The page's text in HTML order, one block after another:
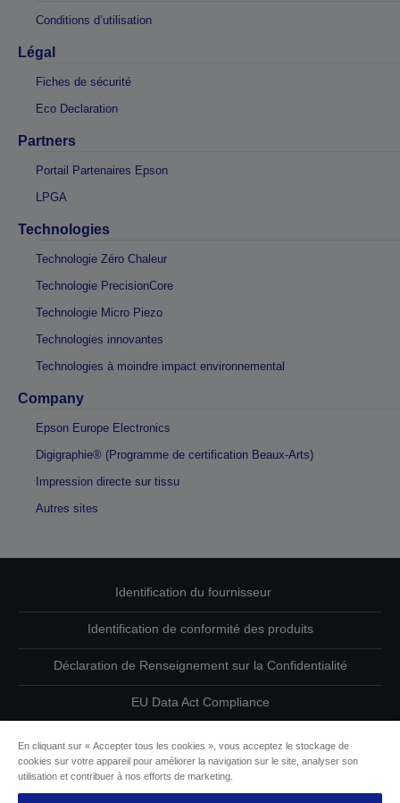
Conditions d’utilisation
Légal
Fiches de sécurité
Eco Declaration
Partners
Portail Partenaires Epson
LPGA
Technologies
Technologie Zéro Chaleur
Technologie PrecisionCore
Technologie Micro Piezo
Technologies innovantes
Technologies à moindre impact environnemental
Company
Epson Europe Electronics
Digigraphie® (Programme de certification Beaux-Arts)
Impression directe sur tissu
Autres sites
Identification du fournisseur
Identification de conformité des produits
Déclaration de Renseignement sur la Confidentialité
EU Data Act Compliance
Informations sur les cookies
En cliquant sur « Accepter tous les cookies », vous acceptez le stockage de
cookies sur votre appareil pour améliorer la navigation sur le site, analyser son
utilisation et contribuer à nos efforts de marketing.